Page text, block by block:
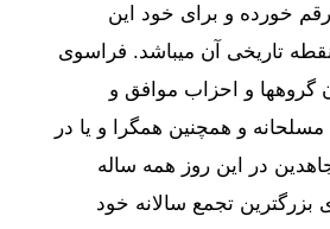
خورده و برای خود این
تاریخی آن میباشد. فراسوی
گروهها و احزاب موافق و
و همچنین همگرا و یا در
در این روز همه ساله
بزرگترین تجمع سالانه خود